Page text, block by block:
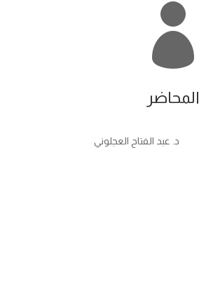

المحاضر
د. عبد الفتاح العجلوني